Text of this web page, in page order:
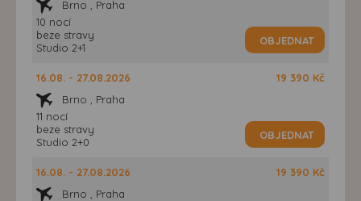
Brno , Praha
10 nocí
beze stravy
Studio 2+1
OBJEDNAT
16.08. - 27.08.2026
Brno , Praha
11 nocí
beze stravy
Studio 2+0
19 390 Kč
OBJEDNAT
16.08. - 27.08.2026
Brno , Praha
19 390 Kč